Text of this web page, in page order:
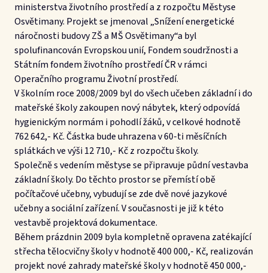
ministerstva životního prostředí a z rozpočtu Městyse
Osvětimany. Projekt se jmenoval „Snížení energetické
náročnosti budovy ZŠ a MŠ Osvětimany“a byl
spolufinancován Evropskou unií, Fondem soudržnosti a
Státním fondem životního prostředí ČR v rámci
Operačního programu Životní prostředí.
V školním roce 2008/2009 byl do všech učeben základní i do
mateřské školy zakoupen nový nábytek, který odpovídá
hygienickým normám i pohodlí žáků, v celkové hodnotě
762 642,- Kč. Částka bude uhrazena v 60-ti měsíčních
splátkách ve výši 12 710,- Kč z rozpočtu školy.
Společně s vedením městyse se připravuje půdní vestavba
základní školy. Do těchto prostor se přemístí obě
počítačové učebny, vybudují se zde dvě nové jazykové
učebny a sociální zařízení. V současnosti je již k této
vestavbě projektová dokumentace.
Během prázdnin 2009 byla kompletně opravena zatékající
střecha tělocvičny školy v hodnotě 400 000,- Kč, realizován
projekt nové zahrady mateřské školy v hodnotě 450 000,-